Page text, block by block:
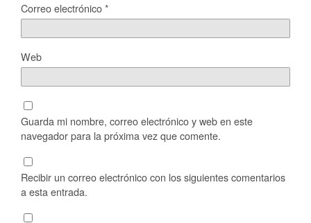
Correo electrónico*
Web
Guarda mi nombre, correo electrónico y web en este
navegador para la próxima vez que comente.
Recibir un correo electrónico con los siguientes comentarios
a esta entrada.